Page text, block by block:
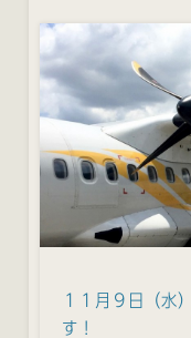
１１月９日（水
す！